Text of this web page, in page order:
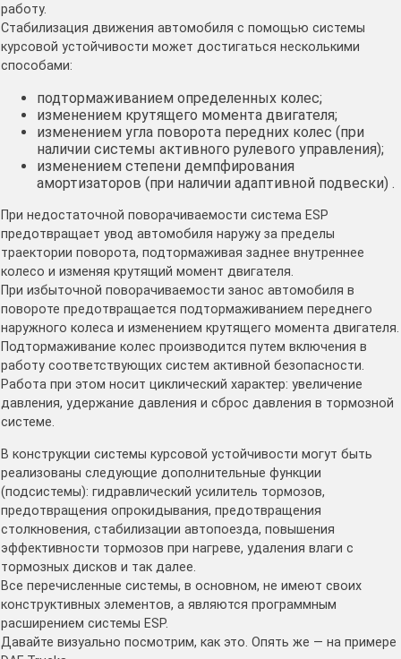
работу.
Стабилизация движения автомобиля с помощью системы
курсовой устойчивости может достигаться несколькими
способами:
подтормаживанием определенных колес;
изменением крутящего момента двигателя;
изменением угла поворота передних колес (при
наличии системы активного рулевого управления);
изменением степени демпфирования
амортизаторов (при наличии адаптивной подвески) .
При недостаточной поворачиваемости система ESP
предотвращает увод автомобиля наружу за пределы
траектории поворота, подтормаживая заднее внутреннее
колесо и изменяя крутящий момент двигателя.
При избыточной поворачиваемости занос автомобиля в
повороте предотвращается подтормаживанием переднего
наружного колеса и изменением крутящего момента двигателя.
Подтормаживание колес производится путем включения в
работу соответствующих систем активной безопасности.
Работа при этом носит циклический характер: увеличение
давления, удержание давления и сброс давления в тормозной
системе.
В конструкции системы курсовой устойчивости могут быть
реализованы следующие дополнительные функции
(подсистемы): гидравлический усилитель тормозов,
предотвращения опрокидывания, предотвращения
столкновения, стабилизации автопоезда, повышения
эффективности тормозов при нагреве, удаления влаги с
тормозных дисков и так далее.
Все перечисленные системы, в основном, не имеют своих
конструктивных элементов, а являются программным
расширением системы ESP.
Давайте визуально посмотрим, как это. Опять же — на примере